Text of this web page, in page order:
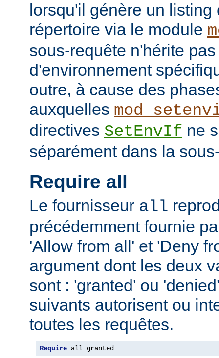
lorsqu'il génère un listing
répertoire via le module
sous-requête n'hérite
d'environnement
outre, à cause des
auxquelles
directives SetEnvIf ne
séparément dans la
Require all
Le fournisseur all
précédemment fournie
'Allow from all' et 'Deny
argument dont les deux
sont : 'granted' ou
suivants autorisent ou
toutes les requêtes.
Require all granted